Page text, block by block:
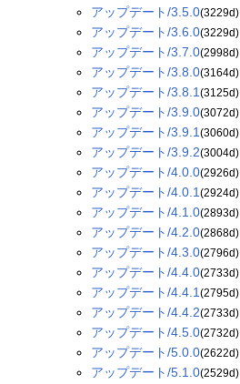
アップデート/3.5.0(3229d)
アップデート/3.6.0(3229d)
アップデート/3.7.0(2998d)
アップデート/3.8.0(3164d)
アップデート/3.8.1 (3125d)
アップデート/3.9.0(3072d)
アップデート/3.9.1 (3060d)
アップデート/3.9.2(3004d)
アップデート/4.0.0(2926d)
アップデート/4.0.1 (2924d)
アップデート/4.1.0(2893d)
アップデート/4.2.0(2868d)
アップデート/4.3.0(2796d)
アップデート/4.4.0(2733d)
アップデート/4.4.1 (2795d)
アップデート/4.4.2(2733d)
アップデート/4.5.0(2732d)
アップデート/5.0.0(2622d)
アップデート/5.1.0(2529d)